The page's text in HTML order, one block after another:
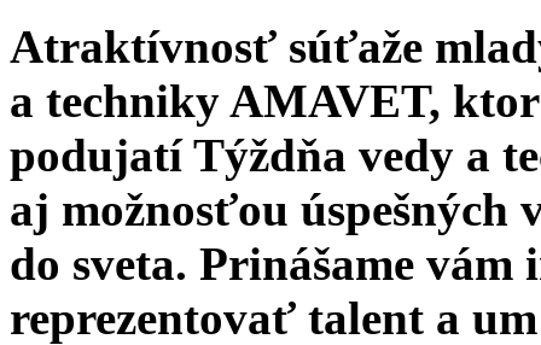
Atraktívnosť súťaže
a techniky AMAVET,
podujatí Týždňa vedy a
aj možnosťou úspešných
do sveta. Prinášame
reprezentovať talent a